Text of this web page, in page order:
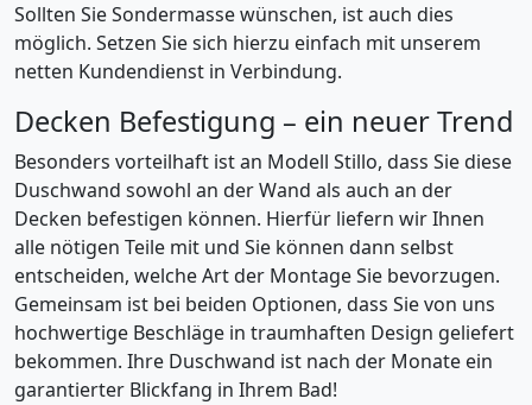
Sollten Sie Sondermasse wünschen, ist auch dies
möglich. Setzen Sie sich hierzu einfach mit unserem
netten Kundendienst in Verbindung.
Decken Befestigung – ein neuer Trend
Besonders vorteilhaft ist an Modell Stillo, dass Sie diese
Duschwand sowohl an der Wand als auch an der
Decken befestigen können. Hierfür liefern wir Ihnen
alle nötigen Teile mit und Sie können dann selbst
entscheiden, welche Art der Montage Sie bevorzugen.
Gemeinsam ist bei beiden Optionen, dass Sie von uns
hochwertige Beschläge in traumhaften Design geliefert
bekommen. Ihre Duschwand ist nach der Monate ein
garantierter Blickfang in Ihrem Bad!